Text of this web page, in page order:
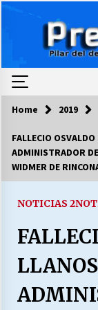
Home 2019
FALLECIO
ADMINISTRADOR
WIDMER DE
NOTICIAS 2